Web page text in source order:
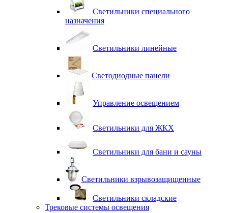
Светильники специального
назначения
Светильники линейные
Светодиодные панели
Управление освещением
Светильники для ЖКХ
Светильники для бани и сауны
Светильники взрывозащищенные
Светильники складские
Трековые системы освещения